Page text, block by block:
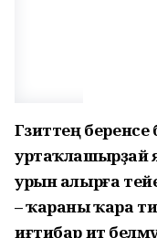
Гәзиттең беренсе
уртаҡлашырҙай
урын алырға
– ҡараны ҡара
иғтибар итә